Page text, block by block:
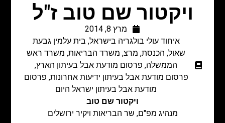
ויקטור שם טוב ז"ל
מרץ 8, 2014
איחוד עולי בולגריה בישראל, בית עלמין גבעת
שאול, הכנסת, מרצ, משרד הבריאות, משרד ראש
הממשלה, פרסום מודעת אבל בעיתון הארץ,
פרסום מודעת אבל בעיתון ידיעות אחרונות, פרסום
מודעת אבל בעיתון ישראל היום
ויקטור שם טוב
מנהיג מפ"ם, שר הבריאות ויקיר ירושלים